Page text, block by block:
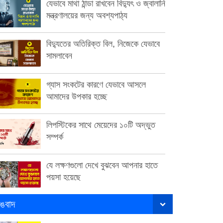
যেভাবে মাথা ঠান্ডা রাখবেন বিদ্যুৎ ও জ্বালানি
মন্ত্রণালয়ের জন্য অবশ্যপাঠ্য
বিদ্যুতের অতিরিক্ত বিল, নিজেকে যেভাবে
সামলাবেন
গ্যাস সংকটের কারণে যেভাবে আসলে
আমাদের উপকার হচ্ছে
লিপস্টিকের সাথে মেয়েদের ১০টি অদ্ভুত
সম্পর্ক
যে লক্ষণগুলো দেখে বুঝবেন আপনার হাতে
পয়সা হয়েছে